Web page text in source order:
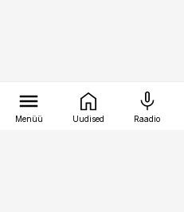
Menüü Uudised Raadio